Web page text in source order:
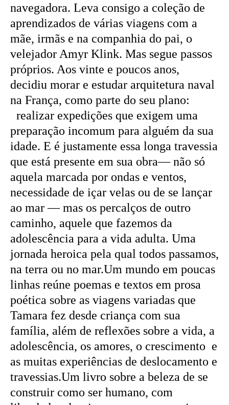
navegadora. Leva consigo a coleção de
aprendizados de várias viagens com a
mãe, irmãs e na companhia do pai, o
velejador Amyr Klink. Mas segue passos
próprios. Aos vinte e poucos anos,
decidiu morar e estudar arquitetura naval
na França, como parte do seu plano:
realizar expedições que exigem uma
preparação incomum para alguém da sua
idade. E é justamente essa longa travessia
que está presente em sua obra— não só
aquela marcada por ondas e ventos,
necessidade de içar velas ou de se lançar
ao mar — mas os percalços de outro
caminho, aquele que fazemos da
adolescência para a vida adulta. Uma
jornada heroica pela qual todos passamos,
na terra ou no mar.Um mundo em poucas
linhas reúne poemas e textos em prosa
poética sobre as viagens variadas que
Tamara fez desde criança com sua
família, além de reflexões sobre a vida, a
adolescência, os amores, o crescimento e
as muitas experiências de deslocamento e
travessias.Um livro sobre a beleza de se
construir como ser humano, com